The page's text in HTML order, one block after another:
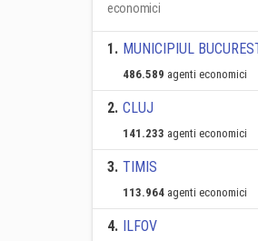
economici
1. MUNICIPIUL
486.589 agenti economici
2. CLUJ
141.233 agenti economici
3. TIMIS
113.964 agenti economici
4. ILFOV